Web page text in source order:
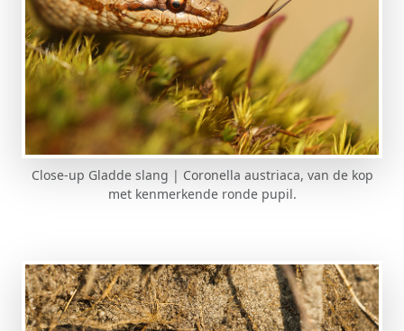
Close-up Gladde slang | Coronella austriaca, van de kop
met kenmerkende ronde pupil.